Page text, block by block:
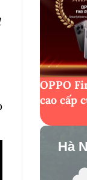
OPPO
cao cấp
Hà